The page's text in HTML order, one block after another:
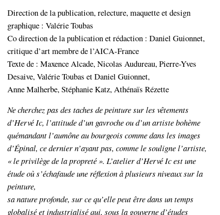
Direction de la publication, relecture, maquette et design
graphique : Valérie Toubas
Co direction de la publication et rédaction : Daniel Guionnet,
critique d’art membre de l’AICA-France
Texte de : Maxence Alcade, Nicolas Audureau, Pierre-Yves
Desaive, Valérie Toubas et Daniel Guionnet,
Anne Malherbe, Stéphanie Katz, Athénaïs Rézette
Ne cherchez pas des taches de peinture sur les vêtements
d’Hervé Ic, l’attitude d’un gavroche ou d’un artiste bohème
quémandant l’aumône au bourgeois comme dans les images
d’Épinal, ce dernier n’ayant pas, comme le souligne l’artiste,
« le privilège de la propreté ». L’atelier d’Hervé Ic est une
étude où s’échafaude une réflexion à plusieurs niveaux sur la
peinture,
sa nature profonde, sur ce qu’elle peut être dans un temps
globalisé et industrialisé qui, sous la gouverne d’études